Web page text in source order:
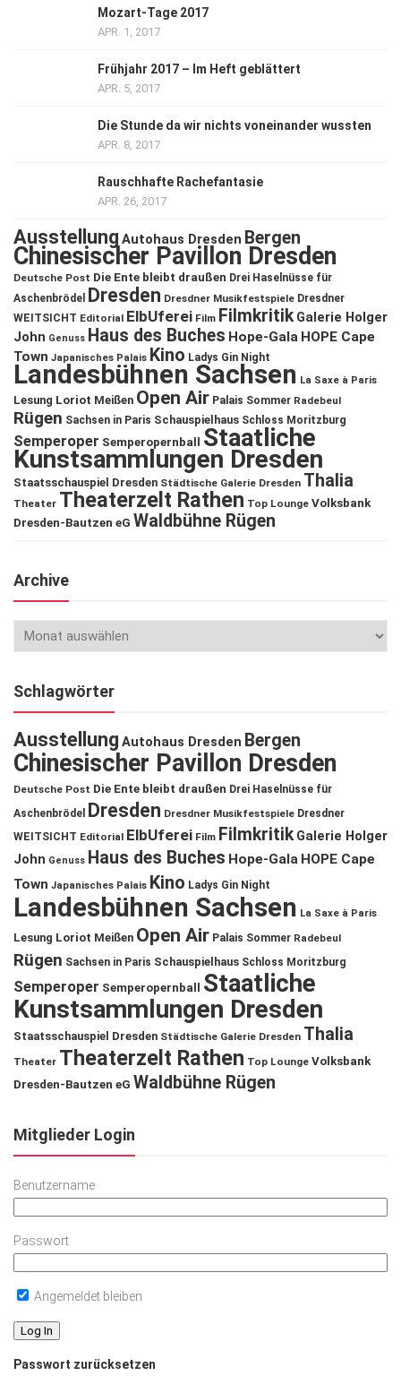
Mozart-Tage 2017
APR. 1, 2017
Frühjahr 2017 – Im Heft geblättert
APR. 5, 2017
Die Stunde da wir nichts voneinander wussten
APR. 8, 2017
Rauschhafte Rachefantasie
APR. 26, 2017
Ausstellung Autohaus Dresden Bergen
Chinesischer Pavillon Dresden
Deutsche Post Die Ente bleibt draußen Drei Haselnüsse für
Aschenbrödel
Dresden Dresdner Musikfestspiele Dresdner
WEITSICHT Editorial ElbUferei Film Filmkritik Galerie Holger
John Genuss Haus des Buches Hope-Gala HOPE Cape
Town Japanisches Palais Kino Ladys Gin Night
Landesbühnen Sachsen La Saxe à Paris
Lesung Loriot Meißen Open Air Palais Sommer Radebeul
Rügen Sachsen in Paris Schauspielhaus Schloss Moritzburg
Semperoper Semperopernball Staatliche
Kunstsammlungen Dresden
Staatsschauspiel Dresden Städtische Galerie Dresden Thalia
Theater Theaterzelt Rathen Top Lounge Volksbank
Dresden-Bautzen eG Waldbühne Rügen
Archive
Schlagwörter
Ausstellung Autohaus Dresden Bergen
Chinesischer Pavillon Dresden
Deutsche Post Die Ente bleibt draußen Drei Haselnüsse für
Aschenbrödel
Dresden Dresdner Musikfestspiele Dresdner
WEITSICHT Editorial ElbUferei Film Filmkritik Galerie Holger
John Genuss Haus des Buches Hope-Gala HOPE Cape
Town Japanisches Palais Kino Ladys Gin Night
Landesbühnen Sachsen La Saxe à Paris
Lesung Loriot Meißen Open Air Palais Sommer Radebeul
Rügen Sachsen in Paris Schauspielhaus Schloss Moritzburg
Semperoper Semperopernball
Staatliche
Kunstsammlungen Dresden
Staatsschauspiel Dresden Städtische Galerie Dresden Thalia
Theater Theaterzelt Rathen Top Lounge Volksbank
Dresden-Bautzen eG Waldbühne Rügen
Mitglieder Login
Benutzername
Passwort
Angemeldet bleiben
Passwort zurücksetzen